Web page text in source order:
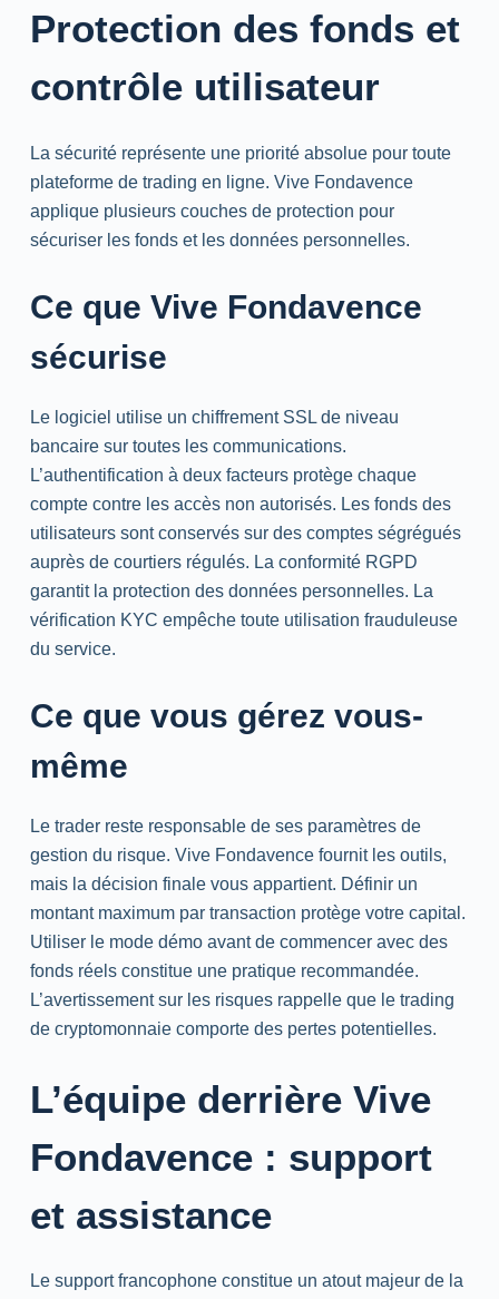
Protection des fonds et
contrôle utilisateur
La sécurité représente une priorité absolue pour toute
plateforme de trading en ligne. Vive Fondavence
applique plusieurs couches de protection pour
sécuriser les fonds et les données personnelles.
Ce que Vive Fondavence
sécurise
Le logiciel utilise un chiffrement SSL de niveau
bancaire sur toutes les communications.
L’authentification à deux facteurs protège chaque
compte contre les accès non autorisés. Les fonds des
utilisateurs sont conservés sur des comptes ségrégués
auprès de courtiers régulés. La conformité RGPD
garantit la protection des données personnelles. La
vérification KYC empêche toute utilisation frauduleuse
du service.
Ce que vous gérez vous-
même
Le trader reste responsable de ses paramètres de
gestion du risque. Vive Fondavence fournit les outils,
mais la décision finale vous appartient. Définir un
montant maximum par transaction protège votre capital.
Utiliser le mode démo avant de commencer avec des
fonds réels constitue une pratique recommandée.
L’avertissement sur les risques rappelle que le trading
de cryptomonnaie comporte des pertes potentielles.
L’équipe derrière Vive
Fondavence : support
et assistance
Le support francophone constitue un atout majeur de la